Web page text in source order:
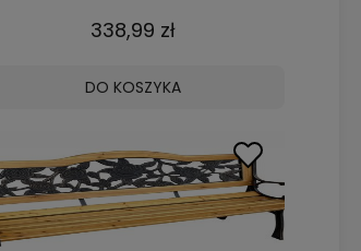
338,99 zł
DO KOSZYKA